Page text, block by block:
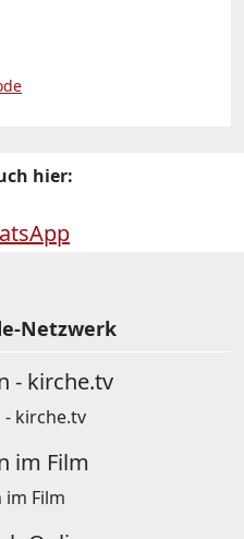
hier:
Netzwerk
- kirche.tv
im Film